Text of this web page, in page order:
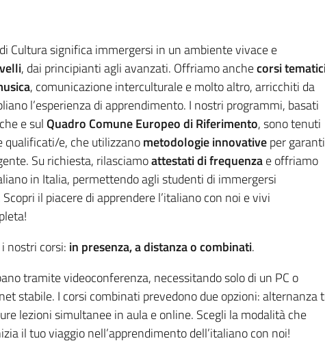
Cultura significa immergersi in un ambiente vivace e
, dai principianti agli avanzati. Offriamo anchecorsi
, comunicazione interculturale e molto altro, arricchiti da
l’esperienza di apprendimento. I nostri programmi, basati
e sulQuadro Comune Europeo di Riferimento, sono tenuti
e, che utilizzanometodologie innovativeper
Su richiesta, rilasciamoattestati di frequenzae offriamo
in Italia, permettendo agli studenti di immergersi
il piacere di apprendere l’italiano con noi e vivi
nostri corsi: in presenza, a distanza o combinati.
tramite videoconferenza, necessitando solo di un PC o
stabile. I corsi combinati prevedono due opzioni: alternanza
lezioni simultanee in aula e online. Scegli la modalità che
il tuo viaggio nell’apprendimento dell’italiano con noi!